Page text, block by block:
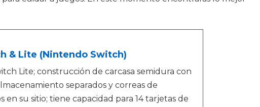
& Lite (Nintendo Switch)
Lite; construcción de carcasa semidura con
separados y correas de
su sitio; tiene capacidad para 14 tarjetas de